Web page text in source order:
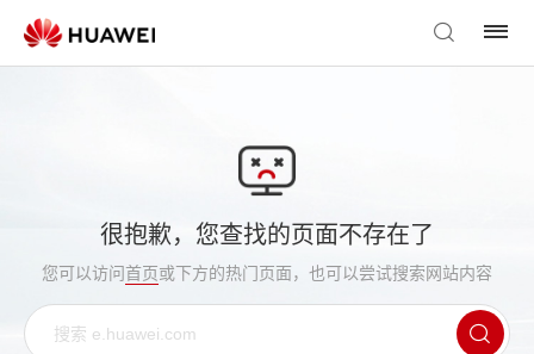
很抱歉，您查找的页面不存在了
您可以访问首页或下方的热门页面，也可以尝试搜索网站内容